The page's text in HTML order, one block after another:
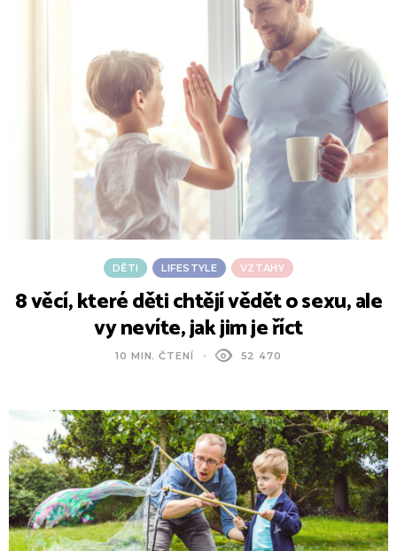
DĚTI LIFESTYLE VZTAHY
8 věcí, které děti chtějí vědět o sexu, ale
vy nevíte, jak jim je říct
10 MIN. ČTENÍ 52 470